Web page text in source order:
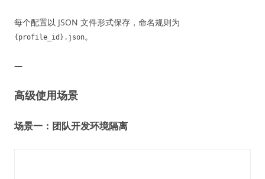
每个配置以 JSON 文件形式保存，命名规则为
{profile_id}.json。
—
高级使用场景
场景一：团队开发环境隔离